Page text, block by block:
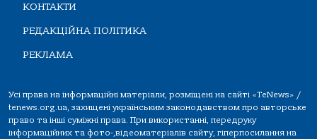
КОНТАКТИ
РЕДАКЦІЙНА ПОЛІТИКА
РЕКЛАМА
Усі права на інформаційні матеріали, розміщені на сайті «TeNews» /
tenews.org.ua, захищені українським законодавством про авторське
право та інші суміжні права. При використанні, передруку
інформаційних та фото-,відеоматеріалів сайту, гіперпосилання на